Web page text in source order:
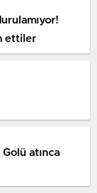
ettiler
atınca